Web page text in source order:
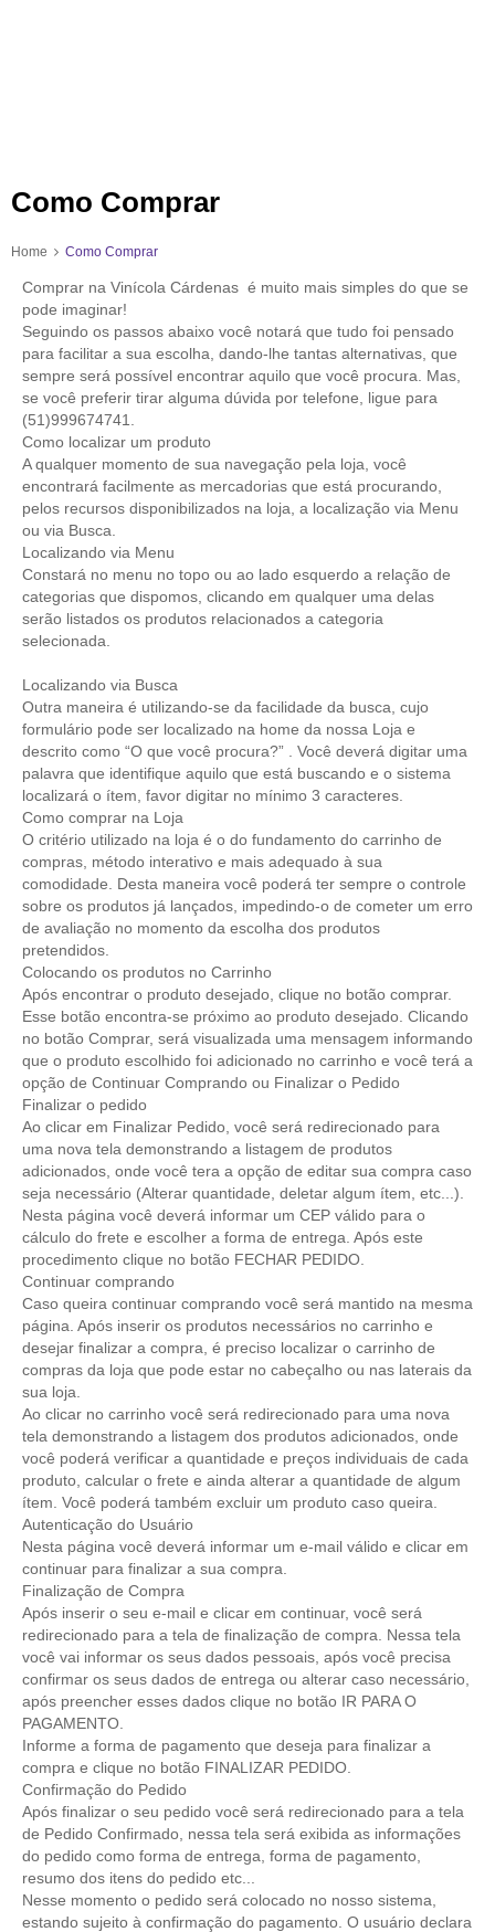
Como Comprar
Home Como Comprar
Comprar na Vinícola Cárdenas é muito mais simples do que se
pode imaginar!
Seguindo os passos abaixo você notará que tudo foi pensado
para facilitar a sua escolha, dando-lhe tantas alternativas, que
sempre será possível encontrar aquilo que você procura. Mas,
se você preferir tirar alguma dúvida por telefone, ligue para
(51)999674741.
Como localizar um produto
A qualquer momento de sua navegação pela loja, você
encontrará facilmente as mercadorias que está procurando,
pelos recursos disponibilizados na loja, a localização via Menu
ou via Busca.
Localizando via Menu
Constará no menu no topo ou ao lado esquerdo a relação de
categorias que dispomos, clicando em qualquer uma delas
serão listados os produtos relacionados a categoria
selecionada.
Localizando via Busca
Outra maneira é utilizando-se da facilidade da busca, cujo
formulário pode ser localizado na home da nossa Loja e
descrito como “O que você procura?” . Você deverá digitar uma
palavra que identifique aquilo que está buscando e o sistema
localizará o ítem, favor digitar no mínimo 3 caracteres.
Como comprar na Loja
O critério utilizado na loja é o do fundamento do carrinho de
compras, método interativo e mais adequado à sua
comodidade. Desta maneira você poderá ter sempre o controle
sobre os produtos já lançados, impedindo-o de cometer um erro
de avaliação no momento da escolha dos produtos
pretendidos.
Colocando os produtos no Carrinho
Após encontrar o produto desejado, clique no botão comprar.
Esse botão encontra-se próximo ao produto desejado. Clicando
no botão Comprar, será visualizada uma mensagem informando
que o produto escolhido foi adicionado no carrinho e você terá a
opção de Continuar Comprando ou Finalizar o Pedido
Finalizar o pedido
Ao clicar em Finalizar Pedido, você será redirecionado para
uma nova tela demonstrando a listagem de produtos
adicionados, onde você tera a opção de editar sua compra caso
seja necessário (Alterar quantidade, deletar algum ítem, etc...).
Nesta página você deverá informar um CEP válido para o
cálculo do frete e escolher a forma de entrega. Após este
procedimento clique no botão FECHAR PEDIDO.
Continuar comprando
Caso queira continuar comprando você será mantido na mesma
página. Após inserir os produtos necessários no carrinho e
desejar finalizar a compra, é preciso localizar o carrinho de
compras da loja que pode estar no cabeçalho ou nas laterais da
sua loja.
Ao clicar no carrinho você será redirecionado para uma nova
tela demonstrando a listagem dos produtos adicionados, onde
você poderá verificar a quantidade e preços individuais de cada
produto, calcular o frete e ainda alterar a quantidade de algum
ítem. Você poderá também excluir um produto caso queira.
Autenticação do Usuário
Nesta página você deverá informar um e-mail válido e clicar em
continuar para finalizar a sua compra.
Finalização de Compra
Após inserir o seu e-mail e clicar em continuar, você será
redirecionado para a tela de finalização de compra. Nessa tela
você vai informar os seus dados pessoais, após você precisa
confirmar os seus dados de entrega ou alterar caso necessário,
após preencher esses dados clique no botão IR PARA O
PAGAMENTO.
Informe a forma de pagamento que deseja para finalizar a
compra e clique no botão FINALIZAR PEDIDO.
Confirmação do Pedido
Após finalizar o seu pedido você será redirecionado para a tela
de Pedido Confirmado, nessa tela será exibida as informações
do pedido como forma de entrega, forma de pagamento,
resumo dos itens do pedido etc...
Nesse momento o pedido será colocado no nosso sistema,
estando sujeito à confirmação do pagamento. O usuário declara